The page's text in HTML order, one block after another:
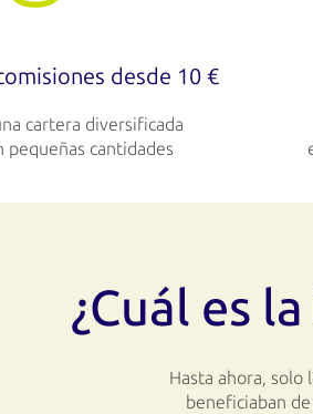
desde 10 €
cartera diversificada
pequeñas cantidades
¿Cuál es
Hasta ahora, solo
beneficiaban